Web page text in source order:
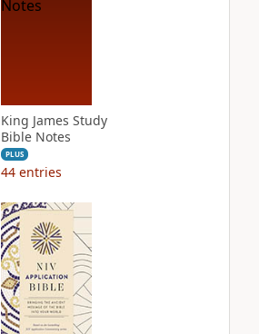
King James Study
Bible Notes
PLUS
44 entries